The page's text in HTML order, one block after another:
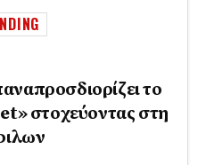
το
στοχεύοντας στη